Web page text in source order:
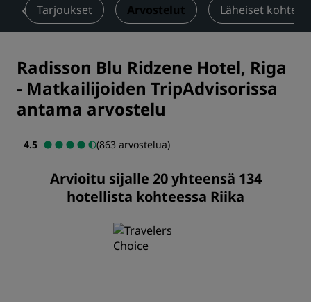
Tarjoukset Arvostelut Läheiset kohteet
Radisson Blu Ridzene Hotel, Riga
- Matkailijoiden TripAdvisorissa
antama arvostelu
4.5 (863 arvostelua)
Arvioitu sijalle 20 yhteensä 134
hotellista kohteessa Riika